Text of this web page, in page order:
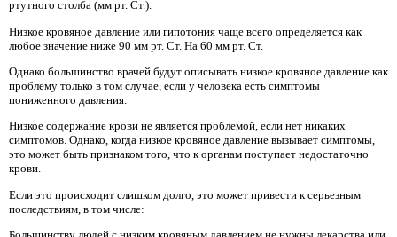
ртутного столба (мм рт. Ст.).
Низкое кровяное давление или гипотония чаще всего определяется как
любое значение ниже 90 мм рт. Ст. На 60 мм рт. Ст.
Однако большинство врачей будут описывать низкое кровяное давление как
проблему только в том случае, если у человека есть симптомы
пониженного давления.
Низкое содержание крови не является проблемой, если нет никаких
симптомов. Однако, когда низкое кровяное давление вызывает симптомы,
это может быть признаком того, что к органам поступает недостаточно
крови.
Если это происходит слишком долго, это может привести к серьезным
последствиям, в том числе: